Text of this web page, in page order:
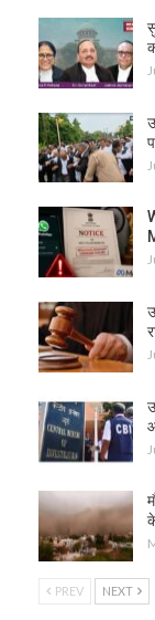
PREV NEXT